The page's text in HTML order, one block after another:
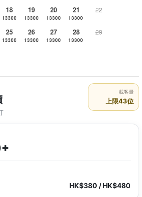
18
13300
19
13300
20
13300
21
13300
22
25
13300
26
13300
27
13300
28
13300
29
載客量
上限43位
HK$380 / HK$480